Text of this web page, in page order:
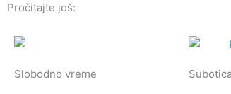
Pročitajte još:
Slobodno vreme